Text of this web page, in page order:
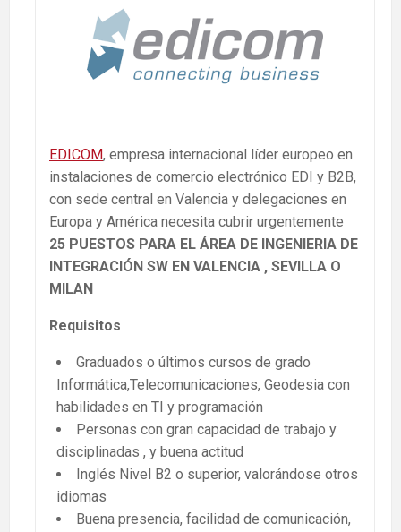
EDICOM, empresa internacional líder europeo en
instalaciones de comercio electrónico EDI y B2B,
con sede central en Valencia y delegaciones en
Europa y América necesita cubrir urgentemente
25 PUESTOS PARA EL ÁREA DE INGENIERIA DE
INTEGRACIÓN SW EN VALENCIA , SEVILLA O
MILAN
Requisitos
Graduados o últimos cursos de grado
Informática,Telecomunicaciones, Geodesia con
habilidades en TI y programación
Personas con gran capacidad de trabajo y
disciplinadas , y buena actitud
Inglés Nivel B2 o superior, valorándose otros
idiomas
Buena presencia, facilidad de comunicación,